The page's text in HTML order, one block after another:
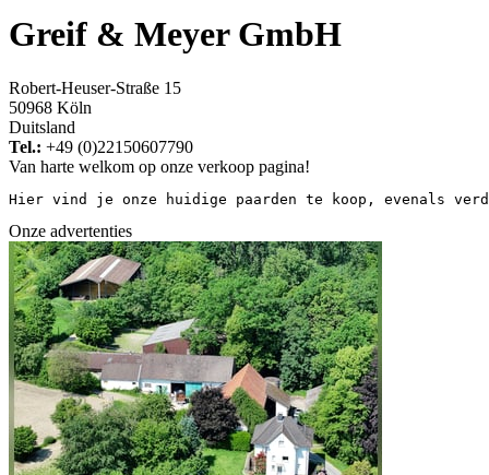
Greif & Meyer GmbH
Robert-Heuser-Straße 15
50968 Köln
Duitsland
Tel.: +49 (0)22150607790
Van harte welkom op onze verkoop pagina!
Hier vind je onze huidige paarden te koop, evenals
Onze advertenties